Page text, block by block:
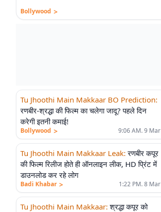
Bollywood >
Tu Jhoothi Main Makkaar BO Prediction:
रणबीर-श्रद्धा की फिल्म का चलेगा जादू? पहले दिन
करेगी इतनी कमाई!
Bollywood > 9:06 AM. 9 Mar
Tu Jhoothi Main Makkaar Leak: रणबीर कपूर
की फिल्म रिलीज होते ही ऑनलाइन लीक, HD प्रिंट में
डाउनलोड कर रहे लोग
Badi Khabar > 1:22 PM. 8 Mar
Tu Jhoothi Main Makkaar: श्रद्धा कपूर को